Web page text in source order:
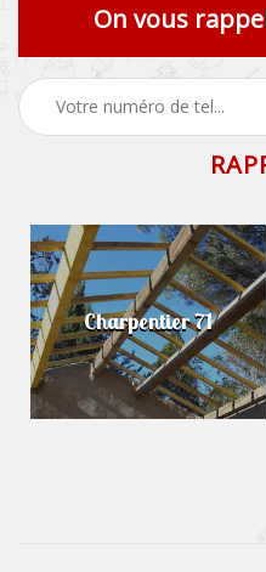
On vous
Charpentier 71